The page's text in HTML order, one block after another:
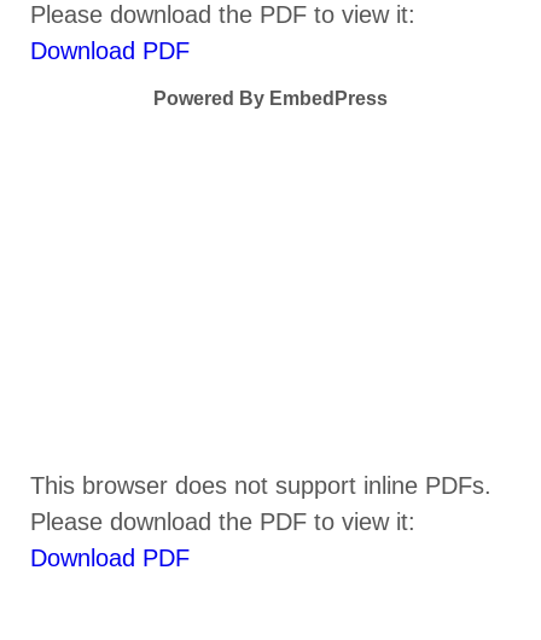
Powered By EmbedPress
Please download the PDF to view it:
Download PDF
This browser does not support inline PDFs.
Please download the PDF to view it:
Download PDF